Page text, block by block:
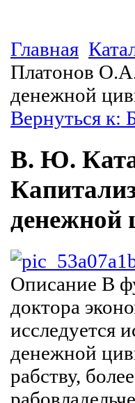
Главная
Платонов
денежной
Вернуться к:
В. Ю.
денежной
Описание В
доктора
исследуется
денежной
рабству,